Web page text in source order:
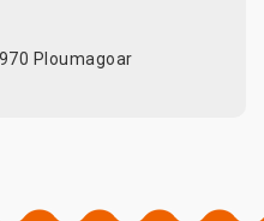
Ploumagoar